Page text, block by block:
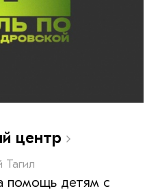
центр
Тагил
помощь детям с